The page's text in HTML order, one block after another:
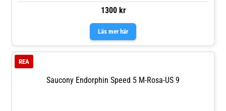
1300 kr
Läs mer här
Saucony Endorphin Speed 5 M-Rosa-US 9
REA